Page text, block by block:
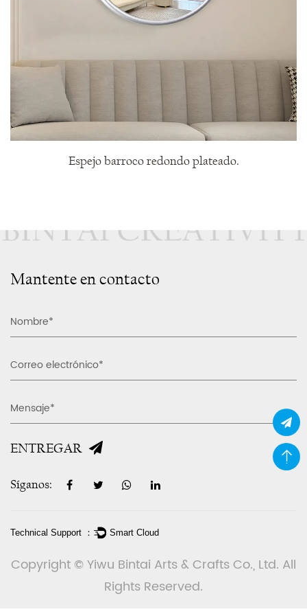
Espejo barroco redondo plateado.
Mantente en contacto
ENTREGAR
Síganos:
Technical Support ： Smart Cloud
Copyright © Yiwu Bintai Arts & Crafts Co., Ltd. All
Rights Reserved.